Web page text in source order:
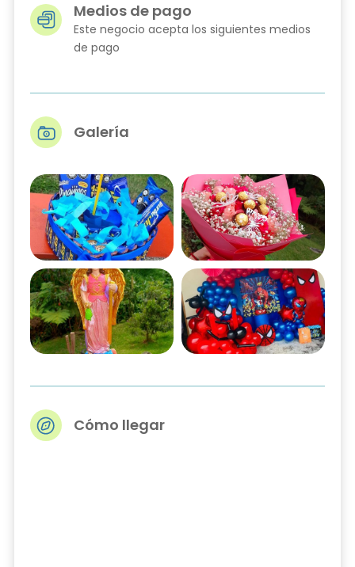
Medios de pago
Este negocio acepta los siguientes medios
de pago
Galería
Cómo llegar